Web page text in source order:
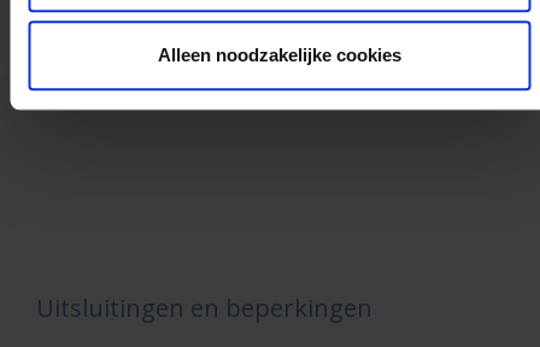
Alleen noodzakelijke cookies
Uitsluitingen en beperkingen